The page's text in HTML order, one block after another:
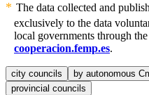
The data collected and
exclusively to the data
local governments through
cooperacion.femp.es.
city councils by autonomous
provincial councils